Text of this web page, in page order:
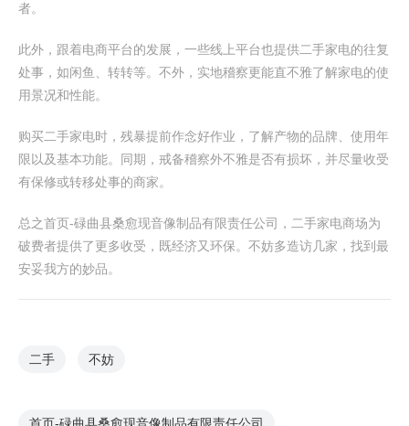
者。
此外，跟着电商平台的发展，一些线上平台也提供二手家电的往复
处事，如闲鱼、转转等。不外，实地稽察更能直不雅了解家电的使
用景况和性能。
购买二手家电时，残暴提前作念好作业，了解产物的品牌、使用年
限以及基本功能。同期，戒备稽察外不雅是否有损坏，并尽量收受
有保修或转移处事的商家。
总之首页-碌曲县桑愈现音像制品有限责任公司，二手家电商场为
破费者提供了更多收受，既经济又环保。不妨多造访几家，找到最
安妥我方的妙品。
二手 不妨